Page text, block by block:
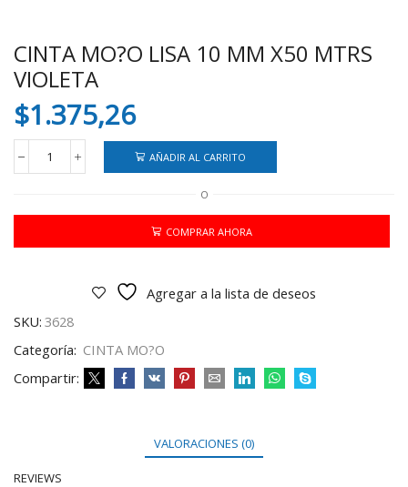
CINTA MO?O LISA 10 MM X50 MTRS
VIOLETA
$1.375,26
CINTA
LISA
MM
VIOLETA
AÑADIR AL CARRITO
O
COMPRAR AHORA
Agregar a la lista de deseos
SKU: 3628
Categoría: CINTA MO?O
Compartir:
VALORACIONES (0)
REVIEWS